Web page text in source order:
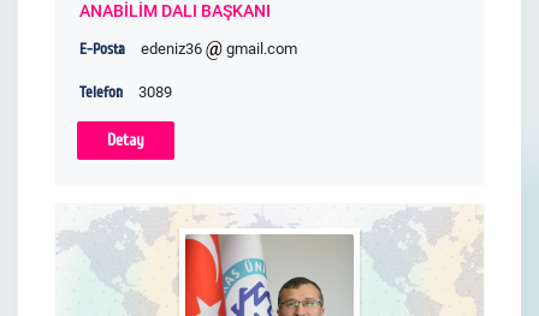
ANABİLİM DALI BAŞKANI
E-Posta
edeniz36 gmail.com
Telefon 3089
Detay